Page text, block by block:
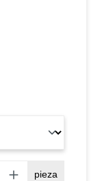
pieza